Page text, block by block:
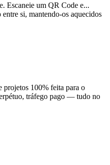
Escaneie um QR Code e...
si, mantendo-os aquecidos
projetos 100% feita para o
tráfego pago — tudo no